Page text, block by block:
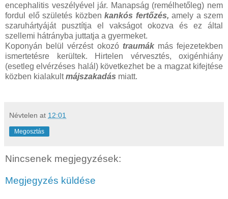
encephalitis veszélyével jár. Manapság (remélhetőleg) nem
fordul elő születés közben kankós fertőzés, amely a szem
szaruhártyáját pusztítja el vakságot okozva és ez által
szellemi hátrányba juttatja a gyermeket.
Koponyán belül vérzést okozó traumákmás fejezetekben
ismertetésre kerültek. Hirtelen vérvesztés, oxigénhiány
(esetleg elvérzéses halál) következhet be a magzat kifejtése
közben kialakultmájszakadás miatt.
Névtelen at 12:01
Megosztás
Nincsenek megjegyzések:
Megjegyzés küldése